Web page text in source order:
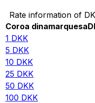
Rate information of
Coroa dinamarquesa
1 DKK
5 DKK
10 DKK
25 DKK
50 DKK
100 DKK